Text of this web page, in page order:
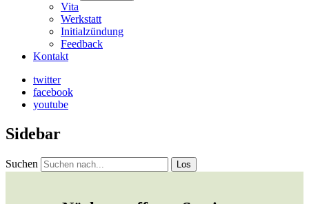
Vita
Werkstatt
Initialzündung
Feedback
Kontakt
twitter
facebook
youtube
Sidebar
Suchen